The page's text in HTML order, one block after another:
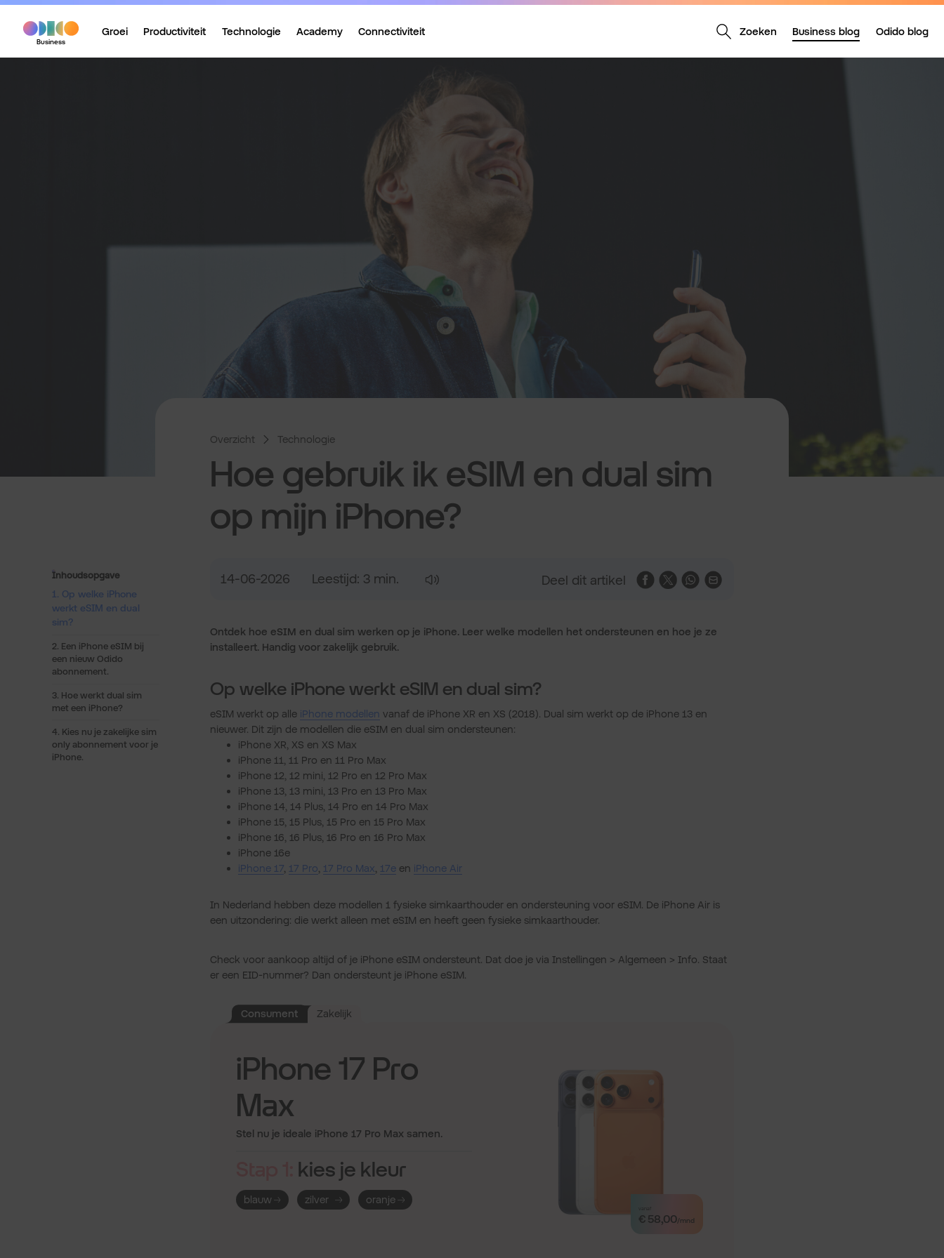
Business
Groei Productiviteit Technologie Academy Connectiviteit Zoeken Business blog Odido blog
Inhoudsopgave
1. Op welke iPhone
werkt eSIM en dual
sim?
2. Een iPhone eSIM bij
een nieuw Odido
abonnement.
3. Hoe werkt dual sim
met een iPhone?
4. Kies nu je zakelijke sim
only abonnement voor je
iPhone.
Overzicht Technologie
Hoe gebruik ik eSIM en dual sim
op mijn iPhone?
14-06-2026 Leestijd: 3 min. Deel dit artikel
Ontdek hoe eSIM en dual sim werken op je iPhone. Leer welke modellen het ondersteunen en hoe je ze
installeert. Handig voor zakelijk gebruik.
Op welke iPhone werkt eSIM en dual sim?
eSIM werkt op alle iPhone modellen vanaf de iPhone XR en XS (2018). Dual sim werkt op de iPhone 13 en
nieuwer. Dit zijn de modellen die eSIM en dual sim ondersteunen:
iPhone XR, XS en XS Max
iPhone 11, 11 Pro en 11 Pro Max
iPhone 12, 12 mini, 12 Pro en 12 Pro Max
iPhone 13, 13 mini, 13 Pro en 13 Pro Max
iPhone 14, 14 Plus, 14 Pro en 14 Pro Max
iPhone 15, 15 Plus, 15 Pro en 15 Pro Max
iPhone 16, 16 Plus, 16 Pro en 16 Pro Max
iPhone 16e
iPhone 17, 17 Pro 17 Pro Max 17een iPhone Air
In Nederland hebben deze modellen 1 fysieke simkaarthouder en ondersteuning voor eSIM. De iPhone Air is
een uitzondering: die werkt alleen met eSIM en heeft geen fysieke simkaarthouder.
Check voor aankoop altijd of je iPhone eSIM ondersteunt. Dat doe je via Instellingen > Algemeen > Info. Staat
er een EID-nummer? Dan ondersteunt je iPhone eSIM.
Consument Zakelijk
iPhone 17 Pro
Max
Stel nu je ideale iPhone 17 Pro Max samen.
kies je kleur
blauw zilver oranje
€ 58,00/mnd